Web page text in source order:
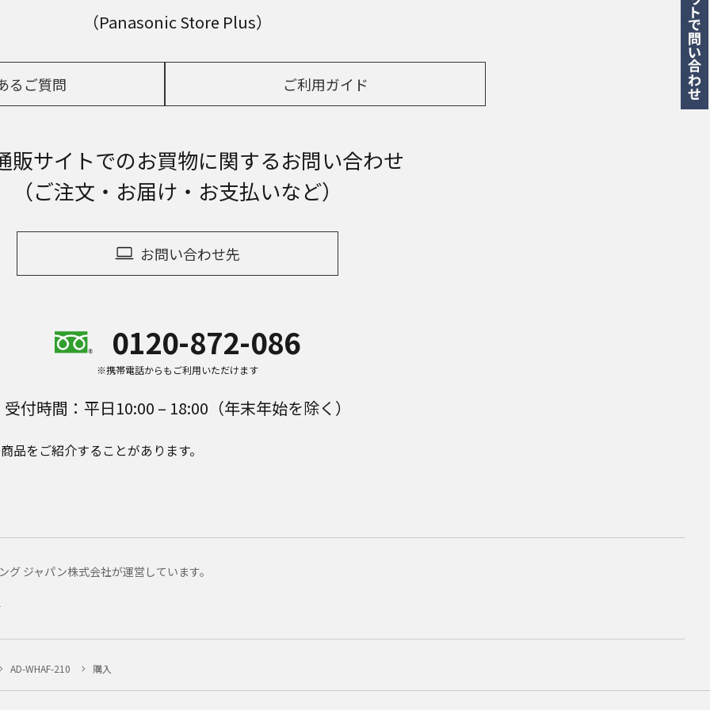
（Panasonic Store Plus）
るご質問 ご利用ガイド
販サイトでのお買物に関するお問い合わせ
（ご注文・お届け・お支払いなど）
お問い合わせ先
0120-872-086
※携帯電話からもご利用いただけます
受付時間：平日10:00 – 18:00（年末年始を除く）
品をご紹介することがあります。
ジャパン株式会社が運営しています。
AD-WHAF-210 購入